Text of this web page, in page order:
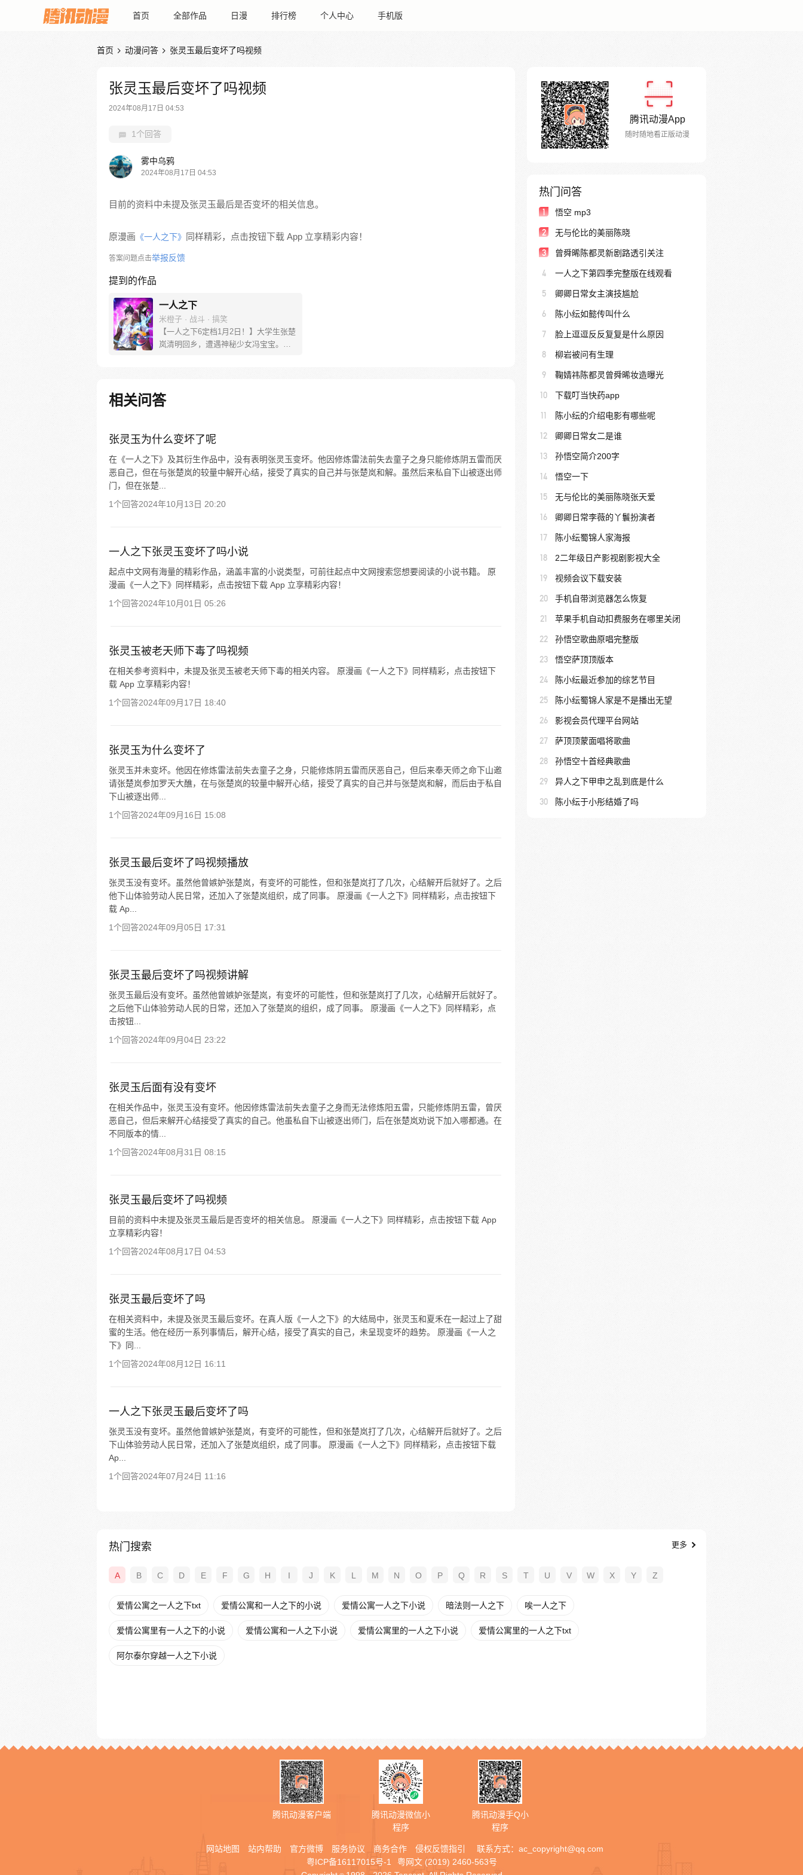
首页 全部作品 日漫 排行榜 个人中心 手机版
首页  动漫问答  张灵玉最后变坏了吗视频
张灵玉最后变坏了吗视频
2024年08月17日 04:53
1个回答
雾中乌鸦
2024年08月17日 04:53
目前的资料中未提及张灵玉最后是否变坏的相关信息。
原漫画 《一人之下》 同样精彩，点击按钮下载 App 立享精彩内容！
答案问题点击举报反馈
提到的作品
一人之下
米橙子 · 战斗 · 搞笑
【一人之下6定档1月2日！】大学生张楚
岚清明回乡，遭遇神秘少女冯宝宝。素
己与爷爷身上的秘密，张楚岚的生活被
彻底颠覆，与冯宝宝一同踏上“异人”之
相关问答
张灵玉为什么变坏了呢
在《一人之下》及其衍生作品中，没有表明张灵玉变坏。他因修炼雷法前失去童子之身只能修炼阴五雷而厌
恶自己，但在与张楚岚的较量中解开心结，接受了真实的自己并与张楚岚和解。虽然后来私自下山被逐出师
门，但在张楚...
1个回答2024年10月13日 20:20
一人之下张灵玉变坏了吗小说
起点中文网有海量的精彩作品，涵盖丰富的小说类型，可前往起点中文网搜索您想要阅读的小说书籍。 原
漫画《一人之下》同样精彩，点击按钮下载 App 立享精彩内容！
1个回答2024年10月01日 05:26
张灵玉被老天师下毒了吗视频
在相关参考资料中，未提及张灵玉被老天师下毒的相关内容。 原漫画《一人之下》同样精彩，点击按钮下
载 App 立享精彩内容！
1个回答2024年09月17日 18:40
张灵玉为什么变坏了
张灵玉并未变坏。他因在修炼雷法前失去童子之身，只能修炼阴五雷而厌恶自己，但后来奉天师之命下山邀
请张楚岚参加罗天大醮，在与张楚岚的较量中解开心结，接受了真实的自己并与张楚岚和解，而后由于私自
下山被逐出师...
1个回答2024年09月16日 15:08
张灵玉最后变坏了吗视频播放
张灵玉没有变坏。虽然他曾嫉妒张楚岚，有变坏的可能性，但和张楚岚打了几次，心结解开后就好了。之后
他下山体验劳动人民日常，还加入了张楚岚组织，成了同事。 原漫画《一人之下》同样精彩，点击按钮下
载 Ap...
1个回答2024年09月05日 17:31
张灵玉最后变坏了吗视频讲解
张灵玉最后没有变坏。虽然他曾嫉妒张楚岚，有变坏的可能性，但和张楚岚打了几次，心结解开后就好了。
之后他下山体验劳动人民的日常，还加入了张楚岚的组织，成了同事。 原漫画《一人之下》同样精彩，点
击按钮...
1个回答2024年09月04日 23:22
张灵玉后面有没有变坏
在相关作品中，张灵玉没有变坏。他因修炼雷法前失去童子之身而无法修炼阳五雷，只能修炼阴五雷，曾厌
恶自己，但后来解开心结接受了真实的自己。他虽私自下山被逐出师门，后在张楚岚劝说下加入哪都通。在
不同版本的情...
1个回答2024年08月31日 08:15
张灵玉最后变坏了吗视频
目前的资料中未提及张灵玉最后是否变坏的相关信息。 原漫画《一人之下》同样精彩，点击按钮下载 App
立享精彩内容！
1个回答2024年08月17日 04:53
张灵玉最后变坏了吗
在相关资料中，未提及张灵玉最后变坏。在真人版《一人之下》的大结局中，张灵玉和夏禾在一起过上了甜
蜜的生活。他在经历一系列事情后，解开心结，接受了真实的自己，未呈现变坏的趋势。 原漫画《一人之
下》同...
1个回答2024年08月12日 16:11
一人之下张灵玉最后变坏了吗
张灵玉没有变坏。虽然他曾嫉妒张楚岚，有变坏的可能性，但和张楚岚打了几次，心结解开后就好了。之后
下山体验劳动人民日常，还加入了张楚岚组织，成了同事。 原漫画《一人之下》同样精彩，点击按钮下载
Ap...
1个回答2024年07月24日 11:16
腾讯动漫App
随时随地看正版动漫
热门问答
1 悟空 mp3
2 无与伦比的美丽陈晓
3 曾舜晞陈都灵新剧路透引关注
4 一人之下第四季完整版在线观看
5 卿卿日常女主演技尴尬
6 陈小纭如懿传叫什么
7 脸上逗逗反反复复是什么原因
8 柳岩被问有生理
9 鞠婧祎陈都灵曾舜晞妆造曝光
10 下载叮当快药app
11 陈小纭的介绍电影有哪些呢
12 卿卿日常女二是谁
13 孙悟空简介200字
14 悟空一下
15 无与伦比的美丽陈晓张天爱
16 卿卿日常李薇的丫鬟扮演者
17 陈小纭蜀锦人家海报
18 2二年级日产影视剧影视大全
19 视频会议下载安装
20 手机自带浏览器怎么恢复
21 苹果手机自动扣费服务在哪里关闭
22 孙悟空歌曲原唱完整版
23 悟空萨顶顶版本
24 陈小纭最近参加的综艺节目
25 陈小纭蜀锦人家是不是播出无望
26 影视会员代理平台网站
27 萨顶顶蒙面唱将歌曲
28 孙悟空十首经典歌曲
29 异人之下甲申之乱到底是什么
30 陈小纭于小彤结婚了吗
热门搜索 更多
A B C D E F G H I J K L M N O P Q R S T U V W X Y Z
爱情公寓之一人之下txt 爱情公寓和一人之下的小说 爱情公寓一人之下小说 暗法则一人之下 唉一人之下
爱情公寓里有一人之下的小说 爱情公寓和一人之下小说 爱情公寓里的一人之下小说 爱情公寓里的一人之下txt
阿尔泰尔穿越一人之下小说
腾讯动漫客户端
腾讯动漫微信小
程序
腾讯动漫手Q小
程序
网站地图 站内帮助 官方微博 服务协议 商务合作 侵权反馈指引 联系方式： ac_copyright@qq.com
粤ICP备16117015号-1
粤网文 (2019) 2460-563号